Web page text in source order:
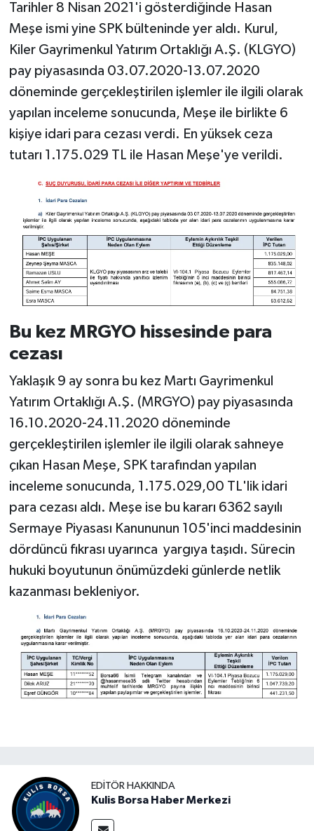
Tarihler 8 Nisan 2021'i gösterdiğinde Hasan
Meşe ismi yine SPK bülteninde yer aldı. Kurul,
Kiler Gayrimenkul Yatırım Ortaklığı A.Ş. (KLGYO)
pay piyasasında 03.07.2020-13.07.2020
döneminde gerçekleştirilen işlemler ile ilgili olarak
yapılan inceleme sonucunda, Meşe ile birlikte 6
kişiye idari para cezası verdi. En yüksek ceza
tutarı 1.175.029 TL ile Hasan Meşe'ye verildi.
Bu kez MRGYO hissesinde para
cezası
Yaklaşık 9 ay sonra bu kez Martı Gayrimenkul
Yatırım Ortaklığı A.Ş. (MRGYO) pay piyasasında
16.10.2020-24.11.2020 döneminde
gerçekleştirilen işlemler ile ilgili olarak sahneye
çıkan Hasan Meşe, SPK tarafından yapılan
inceleme sonucunda, 1.175.029,00 TL'lik idari
para cezası aldı. Meşe ise bu kararı 6362 sayılı
Sermaye Piyasası Kanununun 105'inci maddesinin
dördüncü fıkrası uyarınca yargıya taşıdı. Sürecin
hukuki boyutunun önümüzdeki günlerde netlik
kazanması bekleniyor.
EDITÖR HAKKINDA
Kulis Borsa Haber Merkezi